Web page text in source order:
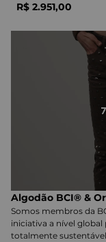
R$ 2.951,00
Algodão BCI® &
Somos membros da
iniciativa a nível
totalmente